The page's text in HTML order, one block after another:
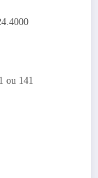
ou 141